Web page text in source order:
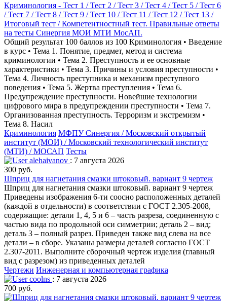
Криминология - Тест 1 / Тест 2 / Тест 3 / Тест 4 / Тест 5 / Тест 6
/ Тест 7 / Тест 8 / Тест 9 / Тест 10 / Тест 11 / Тест 12 / Тест 13 /
Итоговый тест / Компетентностный тест. Правильные ответы
на тесты Синергия МОИ МТИ МосАП.
Общий результат 100 баллов из 100 Криминология • Введение
в курс • Тема 1. Понятие, предмет, метод и система
криминологии • Тема 2. Преступность и ее основные
характеристики • Тема 3. Причины и условия преступности •
Тема 4. Личность преступника и механизм преступного
поведения • Тема 5. Жертва преступления • Тема 6.
Предупреждение преступности. Новейшие технологии
цифрового мира в предупреждении преступности • Тема 7.
Организованная преступность. Терроризм и экстремизм •
Тема 8. Насил
Криминология МФПУ Синергия / Московский открытый
институт (МОИ) / Московский технологический институт
(МТИ) / МОСАП Тесты
alehaivanov : 7 августа 2026
300 руб.
Шприц для нагнетания смазки штоковый. вариант 9 чертеж
Шприц для нагнетания смазки штоковый. вариант 9 чертеж
Приведены изображения 6-ти соосно расположенных деталей
(каждой в отдельности) в соответствии с ГОСТ 2.305-2008,
содержащие: детали 1, 4, 5 и 6 – часть разреза, соединенную с
частью вида по продольной оси симметрии; деталь 2 – вид;
деталь 3 – полный разрез. Приведен также вид слева на все
детали – в сборе. Указаны размеры деталей согласно ГОСТ
2.307-2011. Выполните сборочный чертеж изделия (главный
вид с разрезом) из приведенных деталей
Чертежи Инженерная и компьютерная графика
coolns : 7 августа 2026
700 руб.